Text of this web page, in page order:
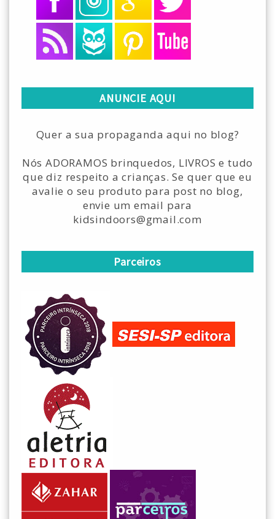
ANUNCIE AQUI
Quer a sua propaganda aqui no blog?
Nós ADORAMOS brinquedos, LIVROS e tudo
que diz respeito a crianças. Se quer que eu
avalie o seu produto para post no blog,
envie um email para
kidsindoors@gmail.com
Parceiros